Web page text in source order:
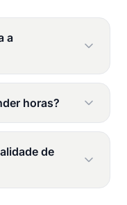
a
horas?
de